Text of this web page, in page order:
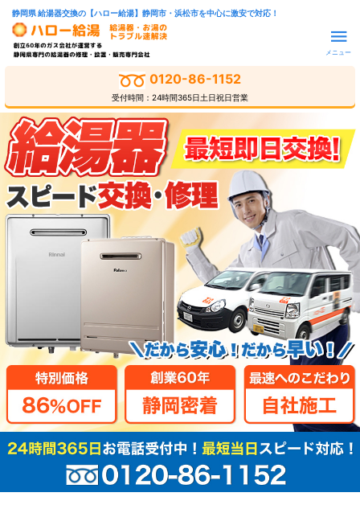
静岡県 給湯器交換の【ハロー給湯】静岡市・浜松市を中心に激安で対応！
メニュー
0120-86-1152
受付時間：24時間365日土日祝日営業